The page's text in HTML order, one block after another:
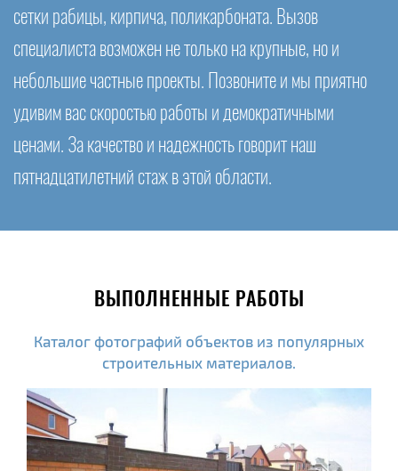
сетки рабицы, кирпича, поликарбоната. Вызов
специалиста возможен не только на крупные, но и
небольшие частные проекты. Позвоните и мы приятно
удивим вас скоростью работы и демократичными
ценами. За качество и надежность говорит наш
пятнадцатилетний стаж в этой области.
ВЫПОЛНЕННЫЕ РАБОТЫ
Каталог фотографий объектов из популярных
строительных материалов.